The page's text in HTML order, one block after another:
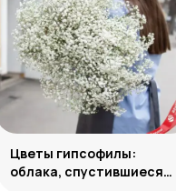
Цветы гипсофилы:
облака, спустившиеся